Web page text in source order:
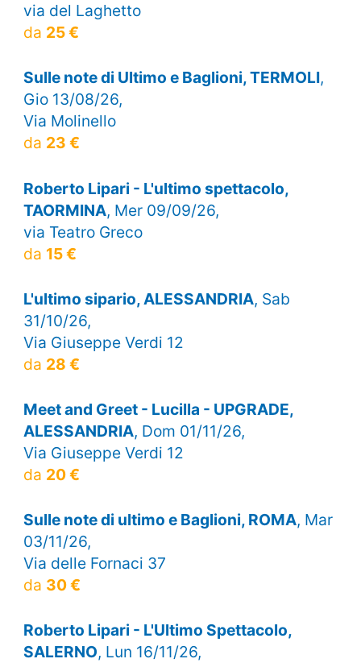
via del Laghetto
da 25 €
Sulle note di Ultimo e Baglioni, TERMOLI,
Gio 13/08/26,
Via Molinello
da 23 €
Roberto Lipari - L'ultimo spettacolo,
TAORMINA, Mer 09/09/26,
via Teatro Greco
da 15 €
L'ultimo sipario, ALESSANDRIA, Sab
31/10/26,
Via Giuseppe Verdi 12
da 28 €
Meet and Greet - Lucilla - UPGRADE,
ALESSANDRIA, Dom 01/11/26,
Via Giuseppe Verdi 12
da 20 €
Sulle note di ultimo e Baglioni, ROMA, Mar
03/11/26,
Via delle Fornaci 37
da 30 €
Roberto Lipari - L'Ultimo Spettacolo,
SALERNO, Lun 16/11/26,